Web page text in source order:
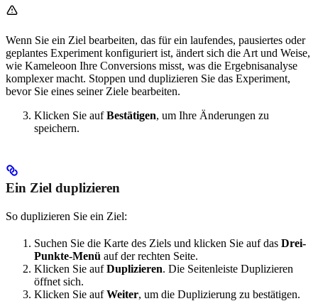
Wenn Sie ein Ziel bearbeiten, das für ein laufendes, pausiertes oder
geplantes Experiment konfiguriert ist, ändert sich die Art und Weise,
wie Kameleoon Ihre Conversions misst, was die Ergebnisanalyse
komplexer macht. Stoppen und duplizieren Sie das Experiment,
bevor Sie eines seiner Ziele bearbeiten.
Klicken Sie aufBestätigen, um Ihre Änderungen zu
speichern.
Ein Ziel duplizieren
So duplizieren Sie ein Ziel:
Suchen Sie die Karte des Ziels und klicken Sie auf das Drei-
Punkte-Menü auf der rechten Seite.
Klicken Sie aufDuplizieren. Die Seitenleiste Duplizieren
öffnet sich.
Klicken Sie aufWeiter, um die Duplizierung zu bestätigen.